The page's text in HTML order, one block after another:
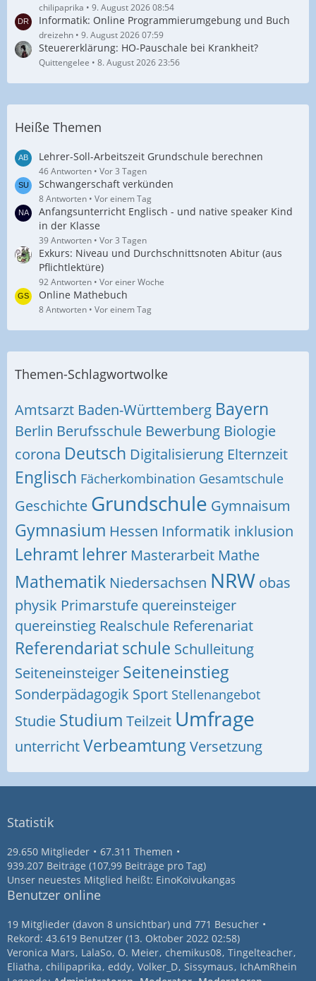
chilipaprika 9. August 2026 08:54
Informatik: Online Programmierumgebung und Buch
dreizehn 9. August 2026 07:59
Steuererklärung: HO-Pauschale bei Krankheit?
Quittengelee 8. August 2026 23:56
Heiße Themen
Lehrer-Soll-Arbeitszeit Grundschule berechnen
46 Antworten Vor 3 Tagen
Schwangerschaft verkünden
8 Antworten Vor einem Tag
Anfangsunterricht Englisch - und native speaker Kind
in der Klasse
39 Antworten Vor 3 Tagen
Exkurs: Niveau und Durchschnittsnoten Abitur (aus
Pflichtlektüre)
92 Antworten Vor einer Woche
Online Mathebuch
8 Antworten Vor einem Tag
Themen-Schlagwortwolke
Amtsarzt Baden-Württemberg Bayern
Berlin Berufsschule Bewerbung Biologie
corona Deutsch Digitalisierung Elternzeit
Englisch Fächerkombination Gesamtschule
Geschichte Grundschule Gymnaisum
Gymnasium Hessen Informatik inklusion
Lehramt lehrer Masterarbeit Mathe
Mathematik Niedersachsen NRW obas
physik Primarstufe quereinsteiger
quereinstieg Realschule Referenariat
Referendariatschule Schulleitung
Seiteneinsteiger Seiteneinstieg
Sonderpädagogik Sport Stellenangebot
Studie Studium Teilzeit Umfrage
unterrichtVerbeamtung Versetzung
Statistik
29.650 Mitglieder
67.311 Themen
939.207 Beiträge (107,99 Beiträge pro Tag)
Unser neuestes Mitglied heißt: EinoKoivukangas
Benutzer online
19 Mitglieder (davon 8 unsichtbar) und 771 Besucher
Rekord: 43.619 Benutzer (13. Oktober 2022 02:58)
Veronica Mars LalaSo O. Meier chemikus08 Tingelteacher
Eliatha chilipaprika eddy Volker_D Sissymaus IchAmRhein